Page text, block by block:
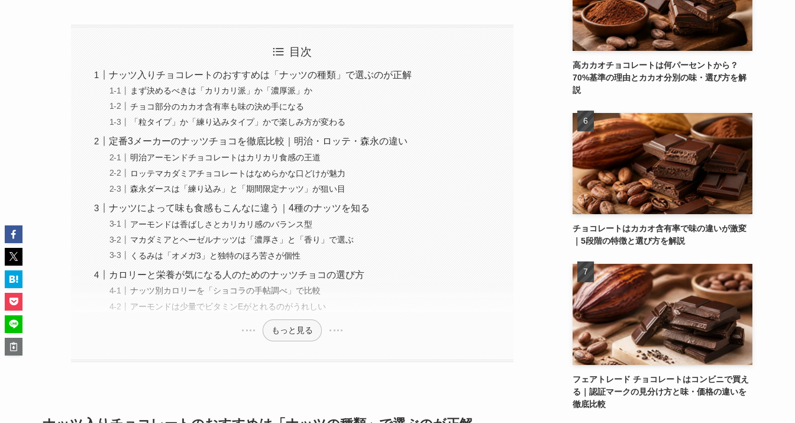
目次
ナッツ入りチョコレートのおすすめは「ナッツの種類」で選ぶのが正解
まず決めるべきは「カリカリ派」か「濃厚派」か
チョコ部分のカカオ含有率も味の決め手になる
「粒タイプ」か「練り込みタイプ」かで楽しみ方が変わる
定番3メーカーのナッツチョコを徹底比較｜明治・ロッテ・森永の違い
明治アーモンドチョコレートはカリカリ食感の王道
ロッテマカダミアチョコレートはなめらかな口どけが魅力
森永ダースは「練り込み」と「期間限定ナッツ」が狙い目
ナッツによって味も食感もこんなに違う｜4種のナッツを知る
アーモンドは香ばしさとカリカリ感のバランス型
マカダミアとヘーゼルナッツは「濃厚さ」と「香り」で選ぶ
くるみは「オメガ3」と独特のほろ苦さが個性
カロリーと栄養が気になる人のためのナッツチョコの選び方
ナッツ別カロリーを「ショコラの手帖調べ」で比較
アーモンドは少量でビタミンEがとれるのがうれしい
もっと見る
高カカオチョコレートは何パーセントから？
70%基準の理由とカカオ分別の味・選び方を解
説
チョコレートはカカオ含有率で味の違いが激変
｜5段階の特徴と選び方を解説
フェアトレード チョコレートはコンビニで買え
る｜認証マークの見分け方と味・価格の違いを
徹底比較